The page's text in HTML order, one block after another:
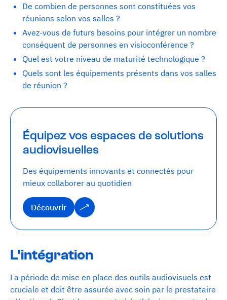
De combien de personnes sont constituées vos
réunions selon vos salles ?
Avez-vous de futurs besoins pour intégrer un nombre
conséquent de personnes en visioconférence ?
Quel est votre niveau de maturité technologique ?
Quels sont les équipements présents dans vos salles
de réunion ?
Équipez vos espaces de solutions
audiovisuelles
Des équipements innovants et connectés pour
mieux collaborer au quotidien
Découvrir
Découvrir
L'intégration
La période de mise en place des outils audiovisuels est
cruciale et doit être assurée avec soin par le prestataire